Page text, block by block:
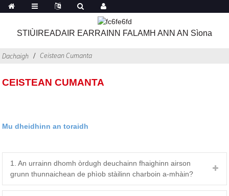
STIÙIREADAIR EARRAINN FALAMH ANN AN Sìona
Dachaigh Ceistean Cumanta
CEISTEAN CUMANTA
Mu dheidhinn an toraidh
1. An urrainn dhomh òrdugh deuchainn fhaighinn airson
grunn thunnaichean de phìob stàilinn charboin a-mhàin?